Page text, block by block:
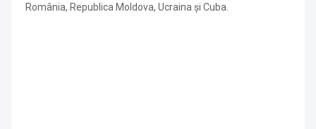
România, Republica Moldova, Ucraina și Cuba.